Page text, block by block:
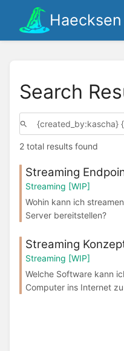
Search
2 total results found
Streaming
Streaming [WIP]
Wohin kann ich
Server bereitstellen?
Streaming
Streaming [WIP]
Welche Software kann
Computer ins Internet